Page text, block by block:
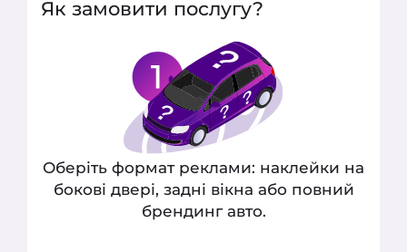
Як замовити послугу?
Оберіть формат реклами: наклейки на
бокові двері, задні вікна або повний
брендинг авто.
Ваше ім’я
Замовити дзвінок
незабаром зв'яжемося з вами для
Закрити